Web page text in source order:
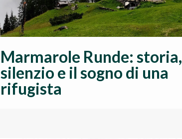
Marmarole Runde: storia,
silenzio e il sogno di una
rifugista